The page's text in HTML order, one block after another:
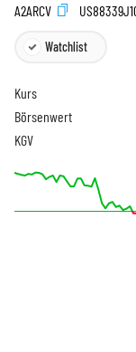
A2ARCV
Watchlist
Kurs
Börsenwert
KGV